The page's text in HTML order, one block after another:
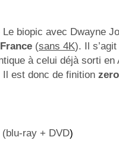
Le biopic avec Dwayne
France (sans 4K). Il s’agit
à celui déjà sorti en
Il est donc de finition
(blu-ray + DVD)